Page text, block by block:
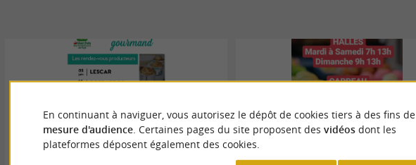
Marché des Halles
En continuant à naviguer, vous autorisez le dépôt de cookies tiers à des fins de
mesure d'audience. Certaines pages du site proposent des vidéosdont les
plateformes déposent également des cookies.